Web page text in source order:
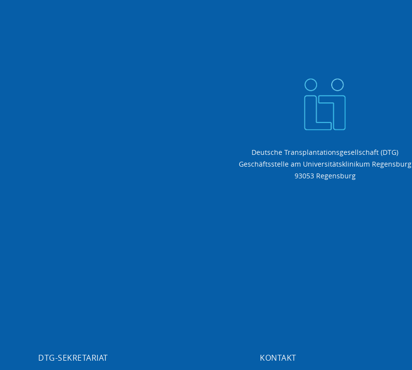
Deutsche Transplantationsgesellschaft (DTG)
Geschäftsstelle am Universitätsklinikum Regensburg
93053 Regensburg
DTG-SEKRETARIAT KONTAKT